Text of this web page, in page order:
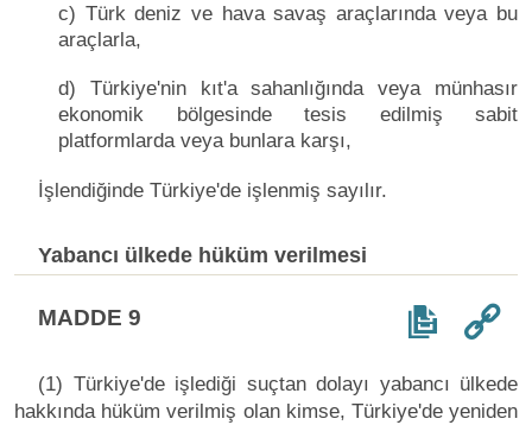
c) Türk deniz ve hava savaş araçlarında veya bu
araçlarla,
d) Türkiye'nin kıt'a sahanlığında veya münhasır
ekonomik bölgesinde tesis edilmiş sabit
platformlarda veya bunlara karşı,
İşlendiğinde Türkiye'de işlenmiş sayılır.
Yabancı ülkede hüküm verilmesi
MADDE 9
(1) Türkiye'de işlediği suçtan dolayı yabancı ülkede
hakkında hüküm verilmiş olan kimse, Türkiye'de yeniden